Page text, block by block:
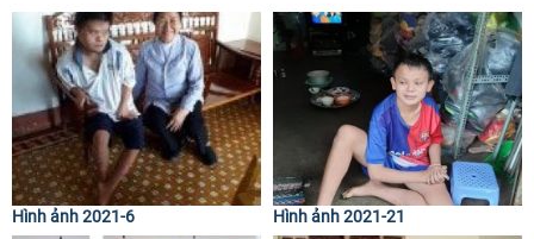
Hình ảnh 2021-6 Hình ảnh 2021-21